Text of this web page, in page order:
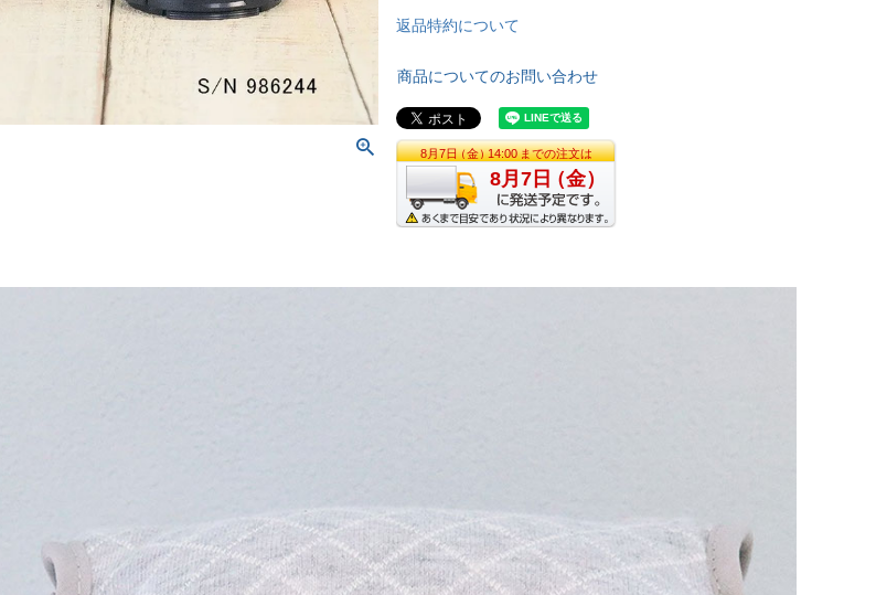
返品特約について
商品についてのお問い合わせ